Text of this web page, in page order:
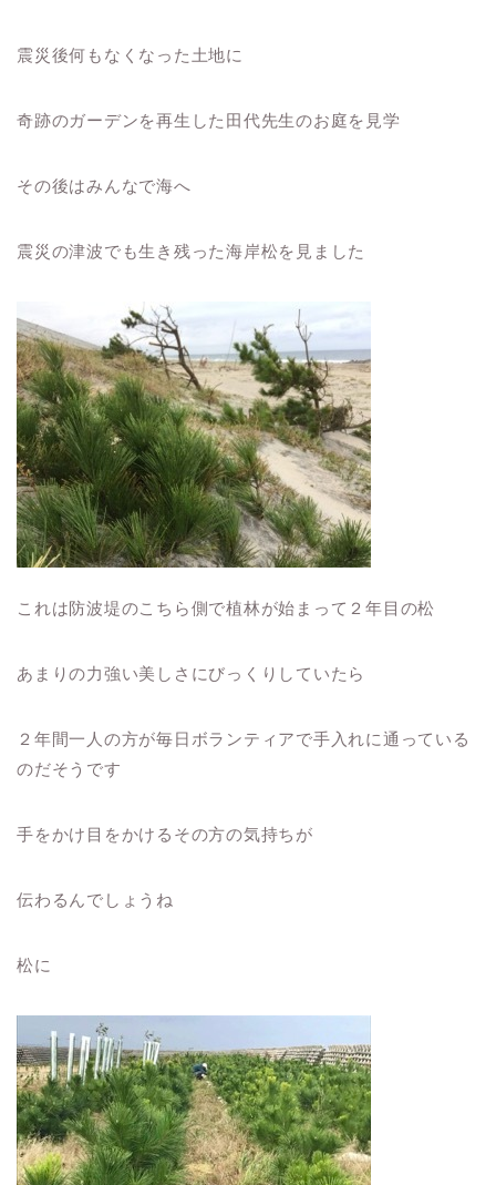
震災後何もなくなった土地に
奇跡のガーデンを再生した田代先生のお庭を見学
その後はみんなで海へ
震災の津波でも生き残った海岸松を見ました
これは防波堤のこちら側で植林が始まって２年目の松
あまりの力強い美しさにびっくりしていたら
２年間一人の方が毎日ボランティアで手入れに通っている
のだそうです
手をかけ目をかけるその方の気持ちが
伝わるんでしょうね
松に